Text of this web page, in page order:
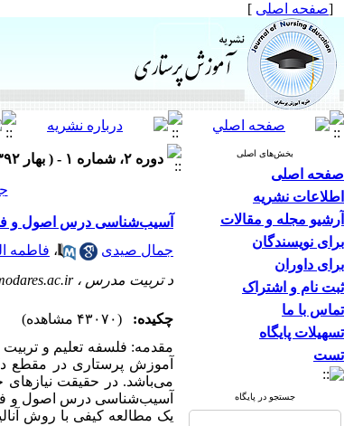
[صفحه اصلی ]
بخش‌های اصلی
صفحه اصلی
اطلاعات نشریه
آرشیو مجله و مقالات
برای نویسندگان
برای داوران
ثبت نام و اشتراک
تماس با ما
تسهیلات پایگاه
تست
جستجو در پایگاه
دوره ۲، شماره ۱ - ( بهار ۱۳۹۲ )
جلد ۲
آسیب‌شناسی درس اصول و
جمال صیدی
، فاطمه
د تربیت مدرس ،
چکیده:
(۴۳۰۷۰ مشاهده)
مقدمه: فلسفه تعلیم و
آموزش پرستاری در مقطع
می‌باشد. در حقیقت نیازهای
آسیب‌شناسی درس اصول و